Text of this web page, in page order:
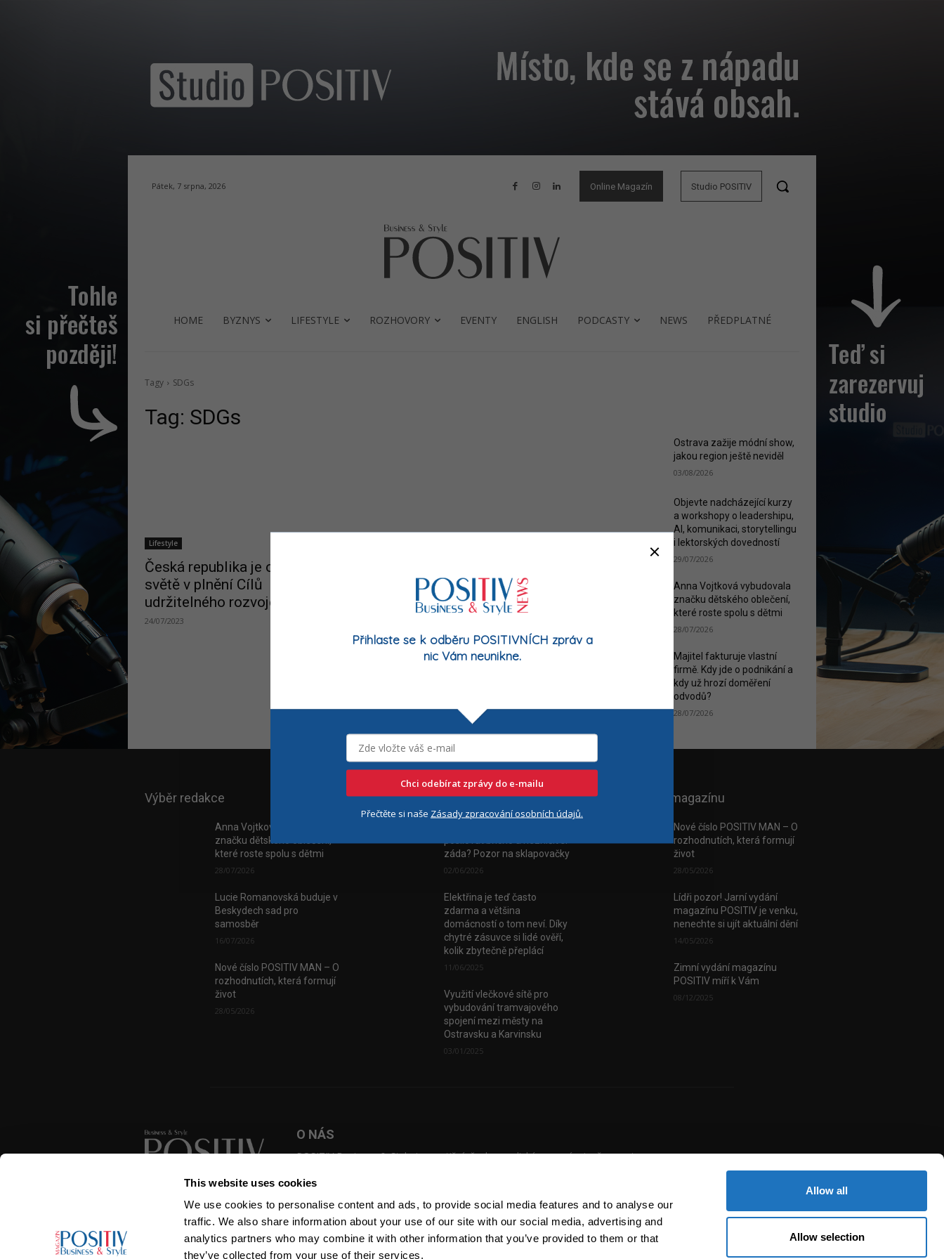
This website uses cookies
We use cookies to personalise content and ads, to provide social media features and to analyse our
traffic. We also share information about your use of our site with our social media, advertising and
analytics partners who may combine it with other information that you’ve provided to them or that
they’ve collected from your use of their services.
Allow all
Allow selection
Pátek, 7 srpna, 2026 Online Magazín Studio POSITIV
HOME BYZNYS LIFESTYLE ROZHOVORY EVENTY ENGLISH PODCASTY NEWS PŘEDPLATNÉ
Tagy SDGs
Tag: SDGs
Lifestyle
Česká republika je osmá na
světě v plnění Cílů
udržitelného rozvoje OSN
24/07/2023
Ostrava zažije módní show,
jakou region ještě neviděl
03/08/2026
Objevte nadcházející kurzy
a workshopy o leadershipu,
AI, komunikaci, storytellingu
i lektorských dovedností
29/07/2026
Anna Vojtková vybudovala
značku dětského oblečení,
které roste spolu s dětmi
28/07/2026
Majitel fakturuje vlastní
firmě. Kdy jde o podnikání a
kdy už hrozí doměření
odvodů?
28/07/2026
Výběr redakce
Anna Vojtková vybudovala
značku dětského oblečení,
které roste spolu s dětmi
28/07/2026
Lucie Romanovská buduje v
Beskydech sad pro
samosběr
16/07/2026
Nové číslo POSITIV MAN – O
rozhodnutích, která formují
život
28/05/2026
Nejčtenější
záda? Pozor na sklapovačky
02/06/2026
Elektřina je teď často
zdarma a většina
domácností o tom neví. Díky
chytré zásuvce si lidé ověří,
kolik zbytečně přeplácí
11/06/2025
Využití vlečkové sítě pro
vybudování tramvajového
spojení mezi městy na
Ostravsku a Karvinsku
03/01/2025
Číst e-verzi magazínu
Nové číslo POSITIV MAN – O
rozhodnutích, která formují
život
28/05/2026
Lídři pozor! Jarní vydání
magazínu POSITIV je venku,
nenechte si ujít aktuální dění
14/05/2026
Zimní vydání magazínu
POSITIV míří k Vám
08/12/2025
SLEDUJTE NÁS
O NÁS
POSITIV Business & Style je prestižní, česko-anglický magazín, jenž mapuje
překážky a vybudovali úspěšné firmy. Pustil se úspěšně do online prostředí,
rozesílky newsletterů, pořádání eventů a natáčení Voices of Industry.
Přihlaste se k odběru POSITIVNÍCH zpráv a
nic Vám neunikne.
Chci odebírat zprávy do e-mailu
Přečtěte si naše Zásady zpracování osobních údajů.